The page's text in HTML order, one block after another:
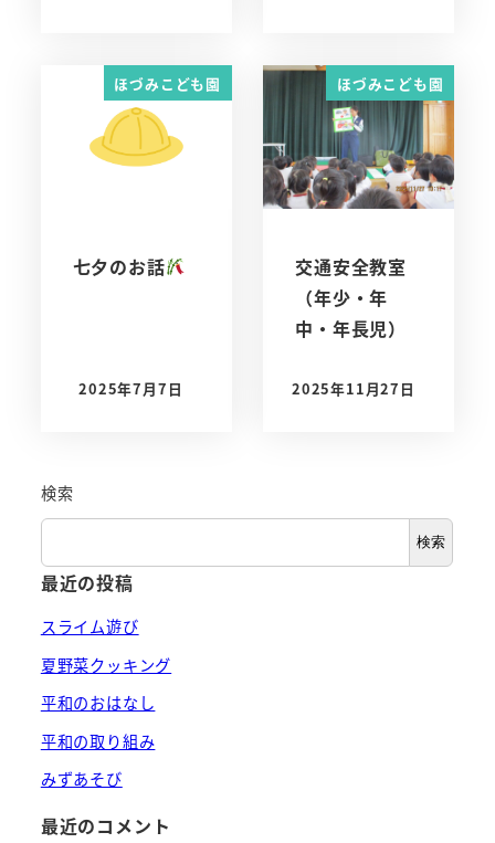
ほづみこども園
七夕のお話
投稿日
2025年7月7日
ほづみこども園
交通安全教室
（年少・年
中・年長児）
投稿日
2025年11月27日
検索
検索
最近の投稿
スライム遊び
夏野菜クッキング
平和のおはなし
平和の取り組み
みずあそび
最近のコメント